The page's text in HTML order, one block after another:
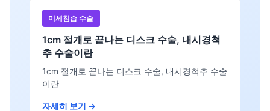
미세침습 수술
1cm 절개로 끝나는 디스크 수술, 내시경척
추 수술이란
1cm 절개로 끝나는 디스크 수술, 내시경척추 수술
이란
자세히 보기 →